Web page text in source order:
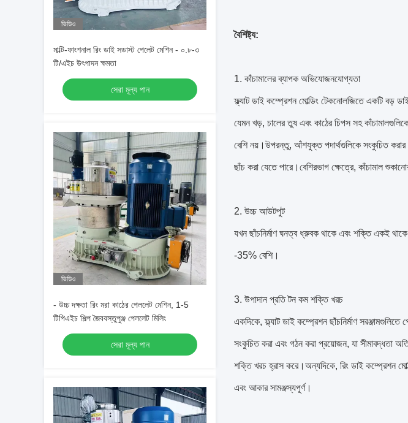
ভিডিও
মাল্টি-ফাংশনাল রিং ডাই সডাস্ট পেলেট মেশিন - ০.৮-৩
টি/এইচ উৎপাদন ক্ষমতা
সেরা মূল্য পান
ভিডিও
- উচ্চ দক্ষতা রিং মরা কাঠের পেললেট মেশিন, 1-5
টিপিএইচ শিল্প জৈববস্তুপুঞ্জ পেললেট মিলিং
সেরা মূল্য পান
বৈশিষ্ট্য:
1. কাঁচামালের ব্যাপক অভিযোজনযোগ্যতা
ফ্ল্যাট ডাই কম্প্রেশন মোল্ডিং টেকনোলজিতে একটি বড়
যেমন খড়, চালের তুষ এবং কাঠের চিপস সহ
বেশি নয়।উপরন্তু, আঁশযুক্ত পদার্থগুলিকে সংকুচিত
ছাঁচ করা যেতে পারে।বেশিরভাগ ক্ষেত্রে, কাঁচামাল
2. উচ্চ আউটপুট
যখন ছাঁচনির্মাণ ঘনত্ব ধ্রুবক থাকে এবং শক্তি একই
-35% বেশি।
3. উপাদান প্রতি টন কম শক্তি খরচ
একদিকে, ফ্ল্যাট ডাই কম্প্রেশন ছাঁচনির্মাণ
সংকুচিত করা এবং গঠন করা প্রয়োজন, যা সীমাবদ্ধতা
শক্তি খরচ হ্রাস করে।অন্যদিকে, রিং ডাই কম্প্রেশন
এবং আকার সামঞ্জস্যপূর্ণ।